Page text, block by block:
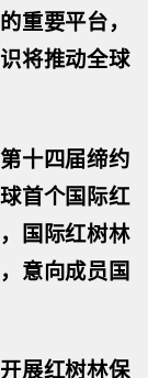
重要平台，
将推动全球
十四届缔约
首个国际红
国际红树林
意向成员国
展红树林保